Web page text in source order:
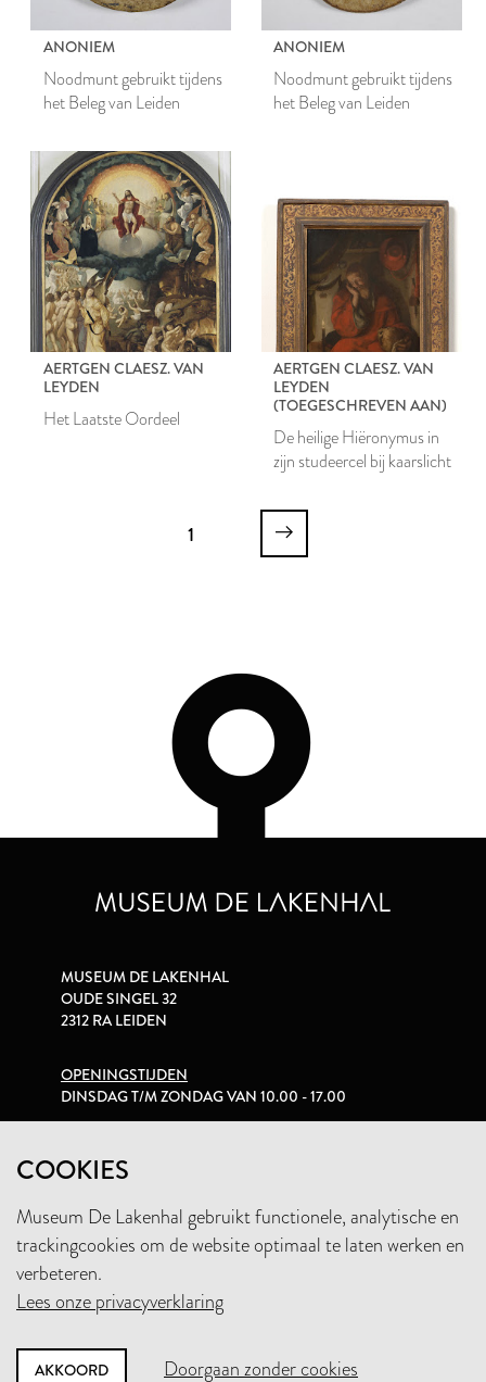
ANONIEM
Noodmunt gebruikt tijdens
het Beleg van Leiden
ANONIEM
Noodmunt gebruikt tijdens
het Beleg van Leiden
AERTGEN CLAESZ. VAN
LEYDEN
Het Laatste Oordeel
AERTGEN CLAESZ. VAN
LEYDEN
(TOEGESCHREVEN AAN)
De heilige Hiëronymus in
zijn studeercel bij kaarslicht
1
COOKIES
Museum De Lakenhal gebruikt functionele, analytische en
trackingcookies om de website optimaal te laten werken en
verbeteren.
Lees onze privacyverklaring
AKKOORD Doorgaan zonder cookies
MUSEUM DE LAKENHAL
OUDE SINGEL 32
2312 RA LEIDEN
OPENINGSTIJDEN
DINSDAG T/M ZONDAG VAN 10.00 - 17.00
+31 (0)71 5165360
INFO@LAKENHAL.NL
STEUN HET MUSEUM